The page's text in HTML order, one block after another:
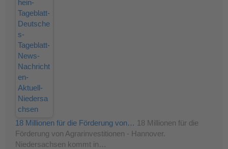
18 Millionen für die Förderung von… 18 Millionen für die
Förderung von Agrarinvestitionen - Hannover.
Niedersachsen kommt in…